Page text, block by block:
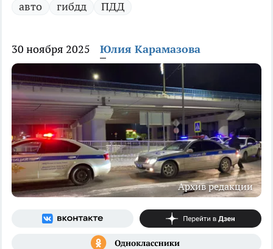
авто гибдд ПДД
30 ноября 2025 Юлия Карамазова
Архив редакции